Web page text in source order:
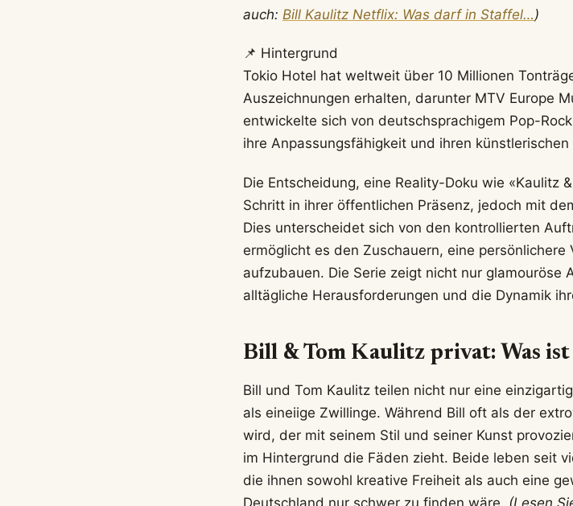
auch: Bill Kaulitz Netflix: Was darf in Staffel…)
📌 Hintergrund
Tokio Hotel hat weltweit über 10 Millionen
Auszeichnungen erhalten, darunter MTV Europe
entwickelte sich von deutschsprachigem Pop-
ihre Anpassungsfähigkeit und ihren
Die Entscheidung, eine Reality-Doku wie «Kaulitz
Schritt in ihrer öffentlichen Präsenz, jedoch mit
Dies unterscheidet sich von den kontrollierten
ermöglicht es den Zuschauern, eine
aufzubauen. Die Serie zeigt nicht nur glamouröse
alltägliche Herausforderungen und die Dynamik
Bill & Tom Kaulitz privat: Was
Bill und Tom Kaulitz teilen nicht nur eine
als eineiige Zwillinge. Während Bill oft als der
wird, der mit seinem Stil und seiner Kunst
im Hintergrund die Fäden zieht. Beide leben seit
die ihnen sowohl kreative Freiheit als auch eine